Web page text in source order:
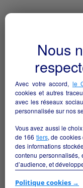
Nous
Avec votre accord, le
cookies et autres
avec les réseaux
personnalisée sur nos
Vous avez aussi le
de 166 tiers, de cookies
des informations
contenu personnalisés,
d’audience, et
Si vous continuez
Politique cookies →